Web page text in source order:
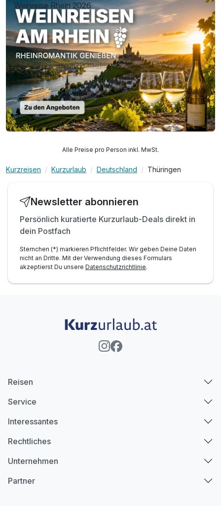
Inzwischen ist aus dem ehemaligen Bergwerk eine ganze
Erlebniswelt geworden. Neben den Feengrotten warten
hier ein Grottoneum, das Feenweltchen und ein Heilstollen
auf die Besucher, die bei einem Kurzurlaub in Thüringen
einen Abstecher zu der Saalfelder Attraktion machen.
Immerhin handelt es sich dabei – nach eigener Aussage –
um die farbenreichsten Schaugrotten der Welt“.
Weinreise Rhein 2026
Alle Preise pro Person inkl. MwSt.
Kurzreisen Kurzurlaub Deutschland Thüringen
Newsletter abonnieren
Persönlich kuratierte Kurzurlaub-Deals direkt in
dein Postfach
Sternchen (*) markieren Pflichtfelder. Wir geben Deine Daten
nicht an Dritte. Mit der Verwendung dieses Formulars
akzeptierst Du unsere Datenschutzrichtlinie.
Reisen
Service
Interessantes
Rechtliches
Unternehmen
Partner